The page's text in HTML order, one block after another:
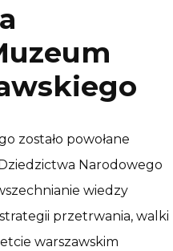
zostało powołane
Narodowego
wiedzy
przetrwania, walki
warszawskim